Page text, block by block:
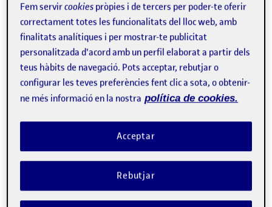
Publicat perFLASH 1: LA CONSCIÈNCIA DE
Publicat per
Mailém Ferreirós Cúneo
Visibilitat:
Públic Data de publicació
22 Set. 2021 1 comentari a FLASH 1: LA CONSCIÈNCIA DE
Bon dia a tothom! Us presneto al meu autorretrat mirant-me
només al mirall. Espero que us agradi
Fem servircookies pròpies i de tercers per poder-te oferir
correctament totes les funcionalitats del lloc web, amb
finalitats analítiques i per mostrar-te publicitat
personalitzada d'acord amb un perfil elaborat a partir dels
teus hàbits de navegació. Pots acceptar, rebutjar o
configurar les teves preferències fent clic a sota, o obtenir-
ne més informació en la nostra política de cookies.
Rebutjar
Acceptar